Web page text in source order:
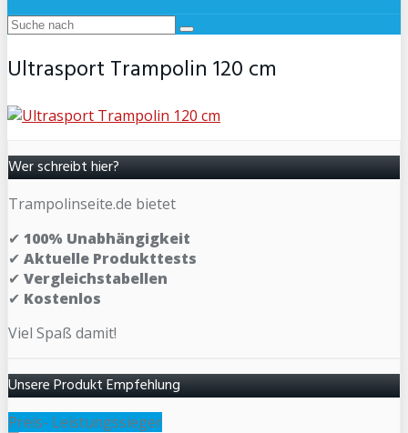
Ultrasport Trampolin 120 cm
Wer schreibt hier?
Trampolinseite.de bietet
✔ 100% Unabhängigkeit
✔ Aktuelle Produkttests
✔ Vergleichstabellen
✔ Kostenlos
Viel Spaß damit!
Unsere Produkt Empfehlung
Preis- Leistungssieger